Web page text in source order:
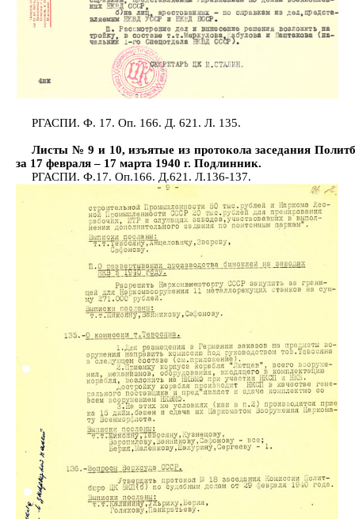
РГАСПИ. Ф. 17. Оп. 166. Д. 621. Л. 135.
Листы № 9 и 10, изъятые из протокола заседания
за 17 февраля – 17 марта 1940 г. Подлинник.
РГАСПИ. Ф.17. Оп.166. Д.621. Л.136-137.